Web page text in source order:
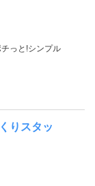
っと!シンプル
りスタッ